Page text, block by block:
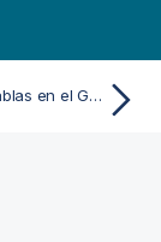
Concatenar tablas en el Gestor de datos